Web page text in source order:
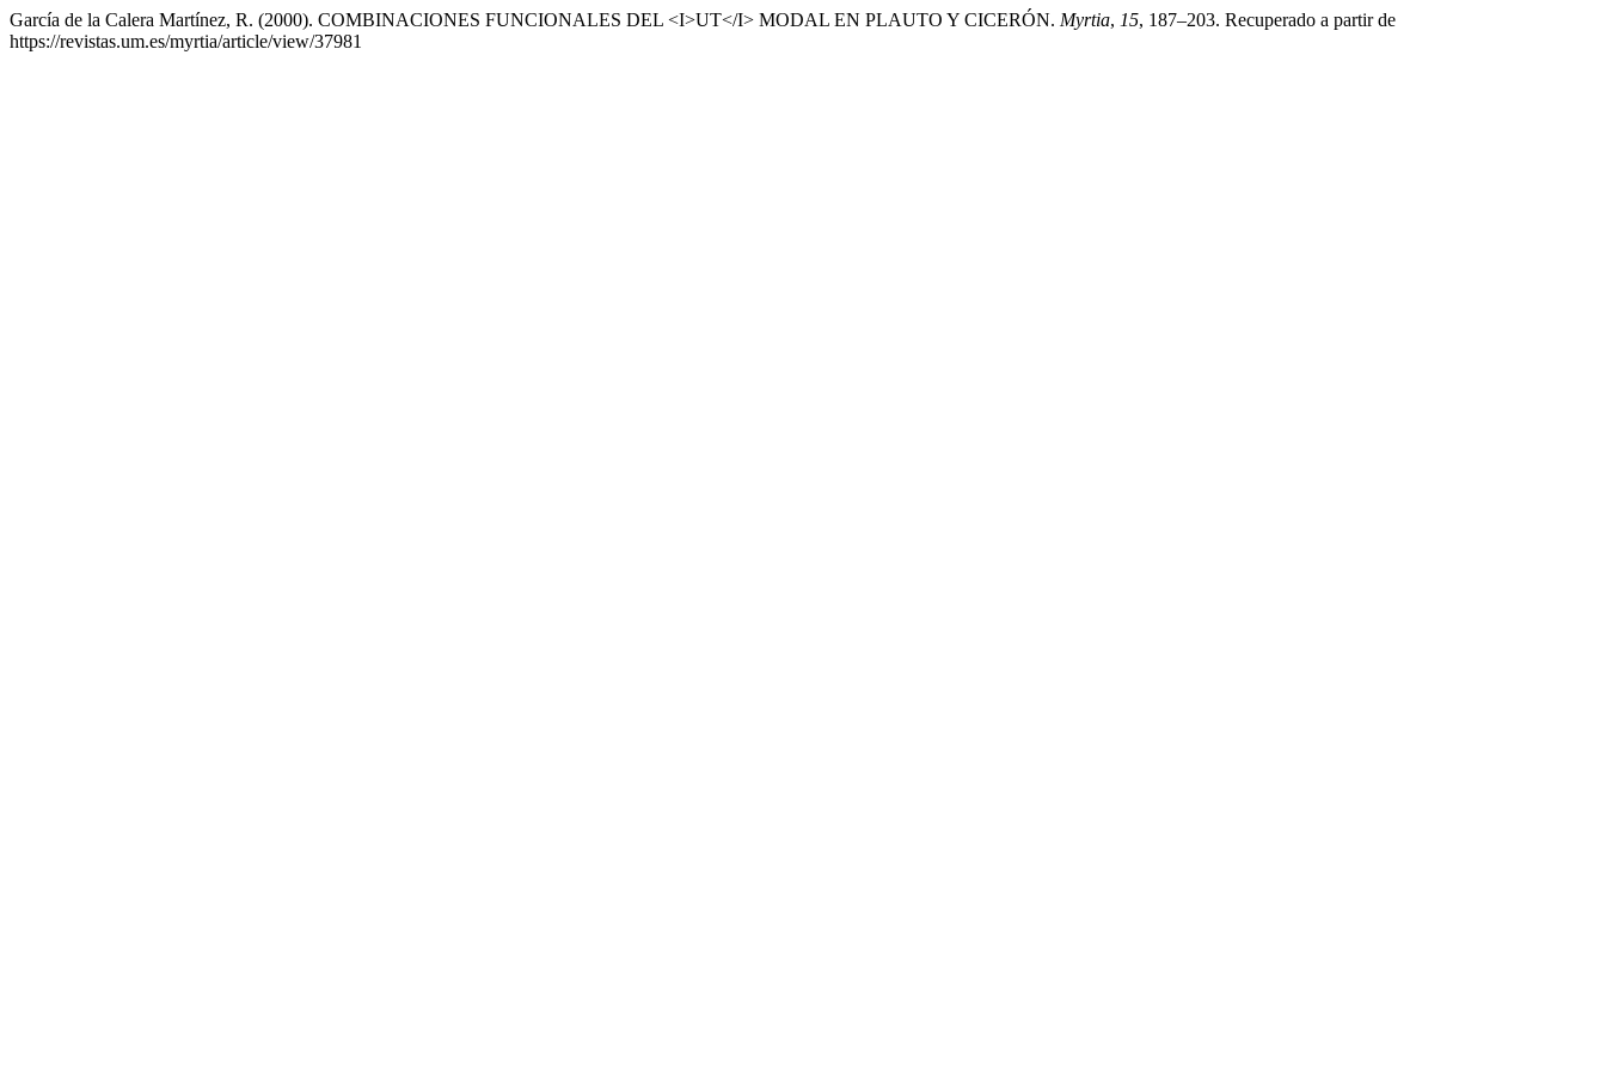
García de la Calera Martínez, R. (2000). COMBINACIONES FUNCIONALES DEL <I>UT</I> MODAL EN PLAUTO Y CICERÓN. Myrtia, 15, 187–203. Recuperado a partir de
https://revistas.um.es/myrtia/article/view/37981